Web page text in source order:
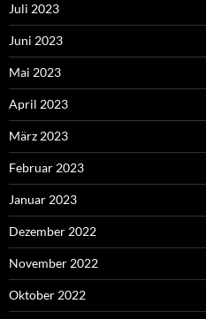
Juli 2023
Juni 2023
Mai 2023
April 2023
März 2023
Februar 2023
Januar 2023
Dezember 2022
November 2022
Oktober 2022